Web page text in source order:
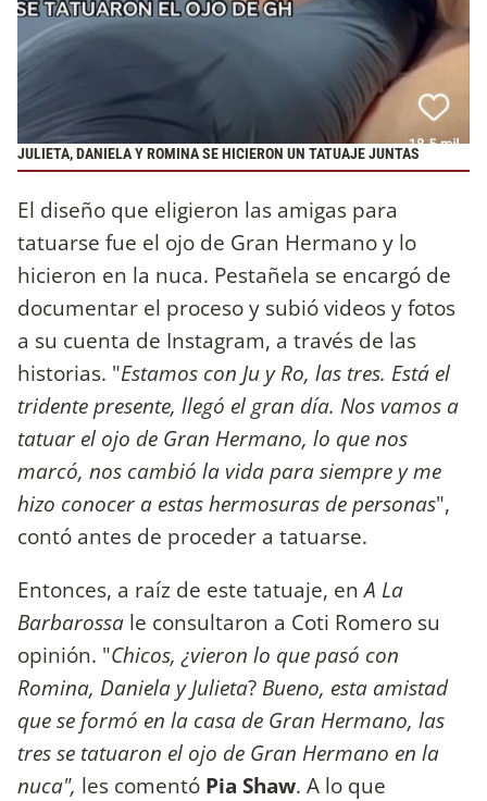
JULIETA, DANIELA Y ROMINA SE HICIERON UN TATUAJE JUNTAS
El diseño que eligieron las amigas para
tatuarse fue el ojo de Gran Hermano y lo
hicieron en la nuca. Pestañela se encargó de
documentar el proceso y subió videos y fotos
a su cuenta de Instagram, a través de las
historias. "Estamos con Ju y Ro, las tres. Está el
tridente presente, llegó el gran día. Nos vamos a
tatuar el ojo de Gran Hermano, lo que nos
marcó, nos cambió la vida para siempre y me
hizo conocer a estas hermosuras de personas",
contó antes de proceder a tatuarse.
Entonces, a raíz de este tatuaje, enA La
Barbarossa le consultaron a Coti Romero su
opinión. "Chicos, ¿vieron lo que pasó con
Romina, Daniela y Julieta? Bueno, esta amistad
que se formó en la casa de Gran Hermano, las
tres se tatuaron el ojo de Gran Hermano en la
nuca", les comentó Pia Shaw. A lo que